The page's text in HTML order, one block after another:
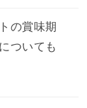
の賞味期
ついても